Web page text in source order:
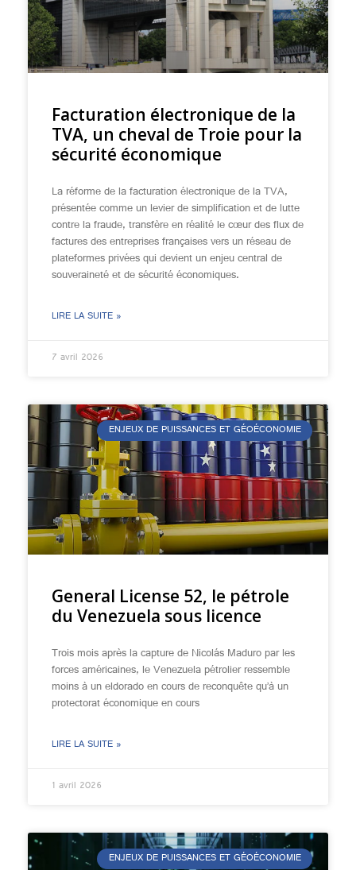
Facturation électronique de la
TVA, un cheval de Troie pour la
sécurité économique
La réforme de la facturation électronique de la TVA,
présentée comme un levier de simplification et de lutte
contre la fraude, transfère en réalité le cœur des flux de
factures des entreprises françaises vers un réseau de
plateformes privées qui devient un enjeu central de
souveraineté et de sécurité économiques.
LIRE LA SUITE »
7 avril 2026
ENJEUX DE PUISSANCES ET GÉOÉCONOMIE
General License 52, le pétrole
du Venezuela sous licence
Trois mois après la capture de Nicolás Maduro par les
forces américaines, le Venezuela pétrolier ressemble
moins à un eldorado en cours de reconquête qu’à un
protectorat économique en cours
LIRE LA SUITE »
1 avril 2026
ENJEUX DE PUISSANCES ET GÉOÉCONOMIE